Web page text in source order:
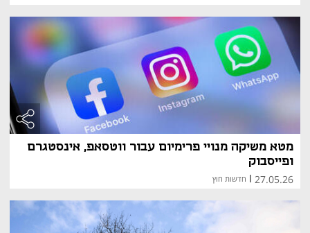
מטא משיקה מנויי פרימיום עבור ווטסאפ, אינסטגרם
ופייסבוק
27.05.26 חדשות חוץ